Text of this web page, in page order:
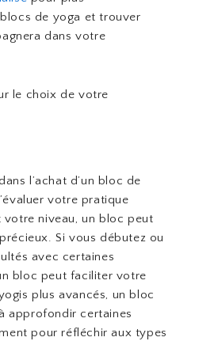
de yoga et trouver
dans votre
le choix de votre
l’achat d’un bloc de
votre pratique
votre niveau, un bloc peut
Si vous débutez ou
avec certaines
bloc peut faciliter votre
plus avancés, un bloc
approfondir certaines
pour réfléchir aux types